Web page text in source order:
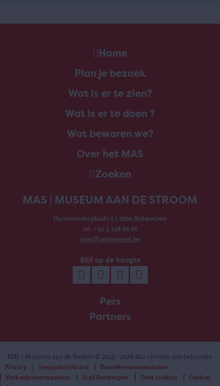
Home
Plan je bezoek
Wat is er te zien?
Wat is er te doen ?
Wat bewaren we?
Over het MAS
Zoeken
MAS | MUSEUM AAN DE STROOM
Hanzestedenplaats 1 | 2000 Antwerpen
tel. +32 3 338 44 00
mas@antwerpen.be
Blijf op de hoogte
Pers
Partners
MAS | Museum aan de Stroom © 2015 - 2026 Alle rechten voorbehouden
Privacy
Toegankelijkheid
Bezoekersvoorwaarden
Verkoopsvoorwaarden
Stad Antwerpen Over cookies
Cookies